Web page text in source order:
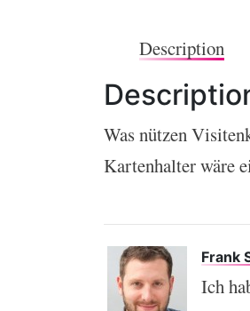
Description
Was nützen
Kartenhalter wäre
Frank
Ich